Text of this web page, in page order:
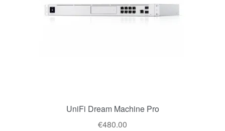
UniFi Dream Machine Pro
€480.00